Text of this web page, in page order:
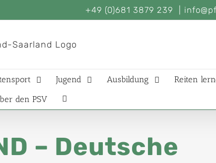
+49 (0)681 3879 239
Jugend Ausbildung
Reiten
den PSV
– Deutsche